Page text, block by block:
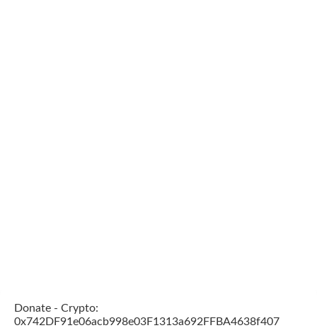
Donate - Crypto:
0x742DF91e06acb998e03F1313a692FFBA4638f407